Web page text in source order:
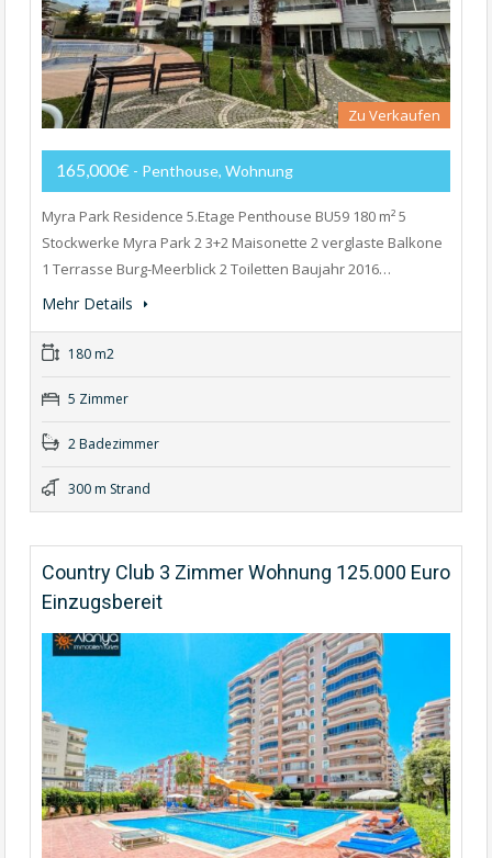
Zu Verkaufen
165,000€ - Penthouse, Wohnung
Myra Park Residence 5.Etage Penthouse BU59 180 m² 5
Stockwerke Myra Park 2 3+2 Maisonette 2 verglaste Balkone
1 Terrasse Burg-Meerblick 2 Toiletten Baujahr 2016…
Mehr Details
180 m2
5 Zimmer
2 Badezimmer
300 m Strand
Country Club 3 Zimmer Wohnung 125.000 Euro
Einzugsbereit